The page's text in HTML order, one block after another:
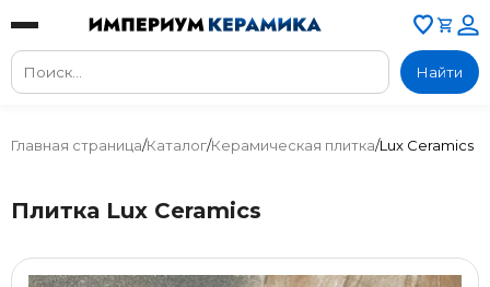
Найти
Главная страница/Каталог/Керамическая плитка/Lux Ceramics
Плитка Lux Ceramics